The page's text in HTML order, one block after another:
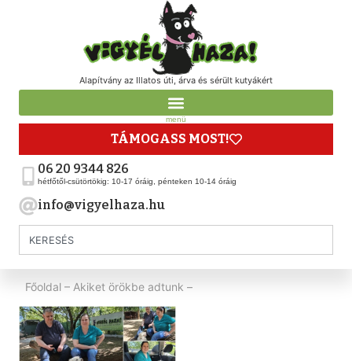
Alapítvány az Illatos úti, árva és sérült kutyákért
menü
TÁMOGASS MOST!
06 20 9344 826
hétfőtől-csütörtökig: 10-17 óráig, pénteken 10-14 óráig
info@vigyelhaza.hu
Főoldal – Akiket örökbe adtunk –